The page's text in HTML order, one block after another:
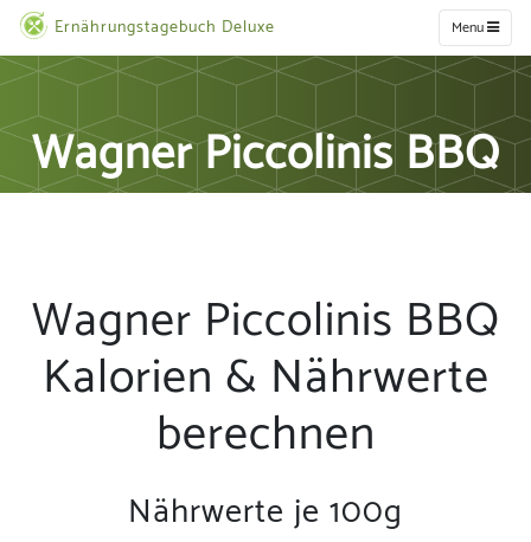
Ernährungstagebuch Deluxe Menu
Wagner Piccolinis BBQ
Wagner Piccolinis BBQ
Kalorien & Nährwerte
berechnen
Nährwerte je 100g